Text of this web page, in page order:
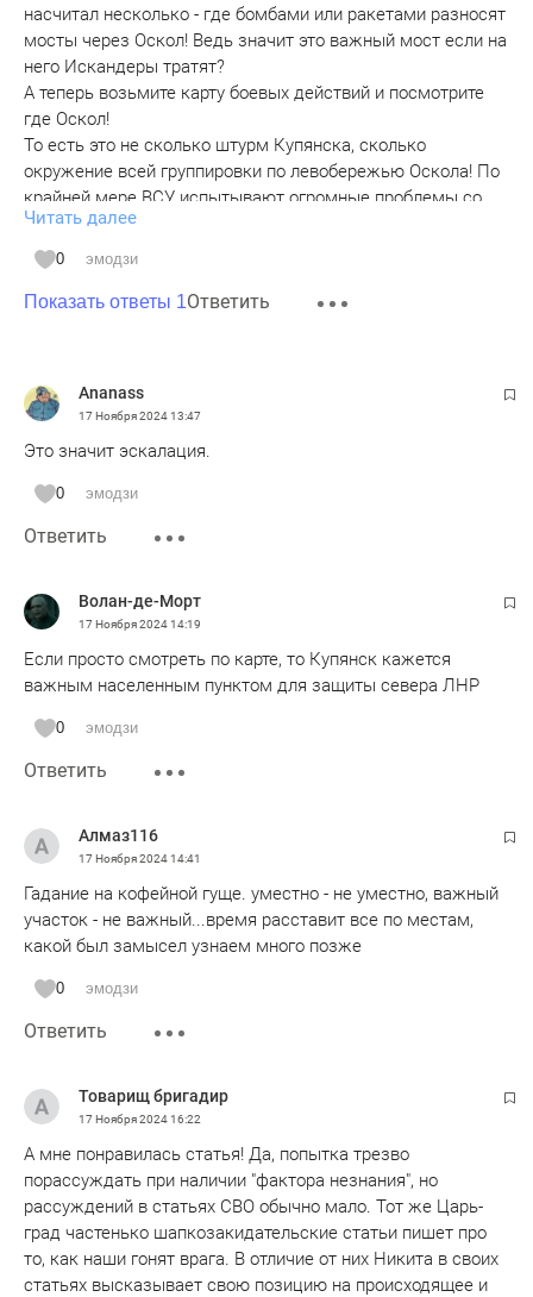
насчитал несколько - где бомбами или ракетами разносят
мосты через Оскол! Ведь значит это важный мост если на
него Искандеры тратят?
А теперь возьмите карту боевых действий и посмотрите
где Оскол!
То есть это не сколько штурм Купянска, сколько
окружение всей группировки по левобережью Оскола! По
крайней мере ВСУ испытывают огромные проблемы со
снабжением и ротацией всей этой группировки!
Понтонные мосты будут выявляться. Практически вся
река Оскол доступна для ФАБов с УПМК!
Происходит примерно то, что было в 2022 с российской
Днепр пришлось оставить Херсон и вывести за Днепр! Эта
СВО - война огромных ресурсов! И если их недостаточно...
Читать далее
0 эмодзи
Показать ответы 1Ответить
Ananass
17 Ноября 202413:47
Это значит эскалация.
0 эмодзи
Ответить
Волан-де-Морт
17 Ноября 202414:19
Если просто смотреть по карте, то Купянск кажется
важным населенным пунктом для защиты севера ЛНР
0 эмодзи
Ответить
Алмаз116
17 Ноября 202414:41
Гадание на кофейной гуще. уместно - не уместно, важный
участок - не важный...время расставит все по местам,
какой был замысел узнаем много позже
0 эмодзи
Ответить
Товарищ бригадир
17 Ноября 202416:22
А мне понравилась статья! Да, попытка трезво
порассуждать при наличии "фактора незнания", но
рассуждений в статьях СВО обычно мало. Тот же Царь-
град частенько шапкозакидательские статьи пишет про
то, как наши гонят врага. В отличие от них Никита в своих
статьях высказывает свою позицию на происходящее и